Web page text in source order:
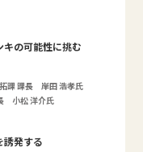
キの可能性に挑む
課 課長 岸田 浩孝氏
小松 洋介氏
誘発する